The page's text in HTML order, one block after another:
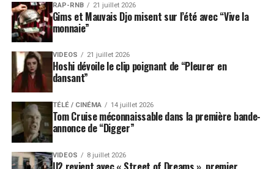
RAP-RNB 21 juillet 2026
Gims et Mauvais Djo misent sur l’été avec “Vive la
monnaie”
VIDEOS 21 juillet 2026
Hoshi dévoile le clip poignant de “Pleurer en
dansant”
TÉLÉ / CINÉMA 14 juillet 2026
Tom Cruise méconnaissable dans la première bande-
annonce de “Digger”
VIDEOS 8 juillet 2026